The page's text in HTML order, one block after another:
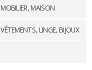
MOBILIER, MAISON
VÊTEMENTS, LINGE, BIJOUX